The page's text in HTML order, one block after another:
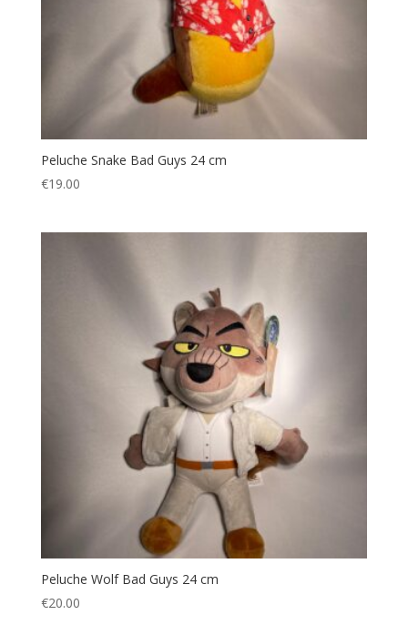
Peluche Snake Bad Guys 24 cm
€19.00
Peluche Wolf Bad Guys 24 cm
€20.00